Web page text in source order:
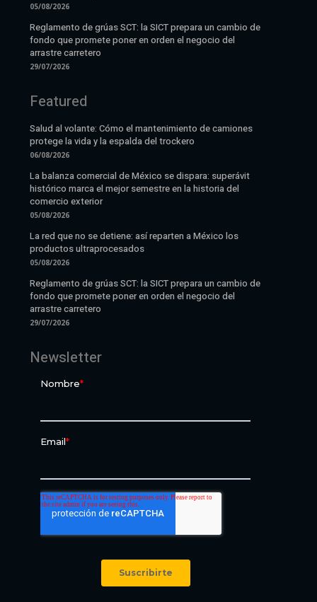
05/08/2026
Reglamento de grúas SCT: la SICT prepara un cambio de
fondo que promete poner en orden el negocio del
arrastre carretero
29/07/2026
Featured
Salud al volante: Cómo el mantenimiento de camiones
protege la vida y la espalda del trockero
06/08/2026
La balanza comercial de México se dispara: superávit
histórico marca el mejor semestre en la historia del
comercio exterior
05/08/2026
La red que no se detiene: así reparten a México los
productos ultraprocesados
05/08/2026
Reglamento de grúas SCT: la SICT prepara un cambio de
fondo que promete poner en orden el negocio del
arrastre carretero
29/07/2026
Newsletter